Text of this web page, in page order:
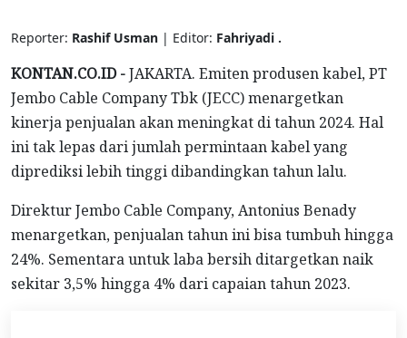
Reporter: Rashif Usman | Editor: Fahriyadi .
KONTAN.CO.ID -JAKARTA. Emiten produsen kabel, PT
Jembo Cable Company Tbk (JECC) menargetkan
kinerja penjualan akan meningkat di tahun 2024. Hal
ini tak lepas dari jumlah permintaan kabel yang
diprediksi lebih tinggi dibandingkan tahun lalu.
Direktur Jembo Cable Company, Antonius Benady
menargetkan, penjualan tahun ini bisa tumbuh hingga
24%. Sementara untuk laba bersih ditargetkan naik
sekitar 3,5% hingga 4% dari capaian tahun 2023.